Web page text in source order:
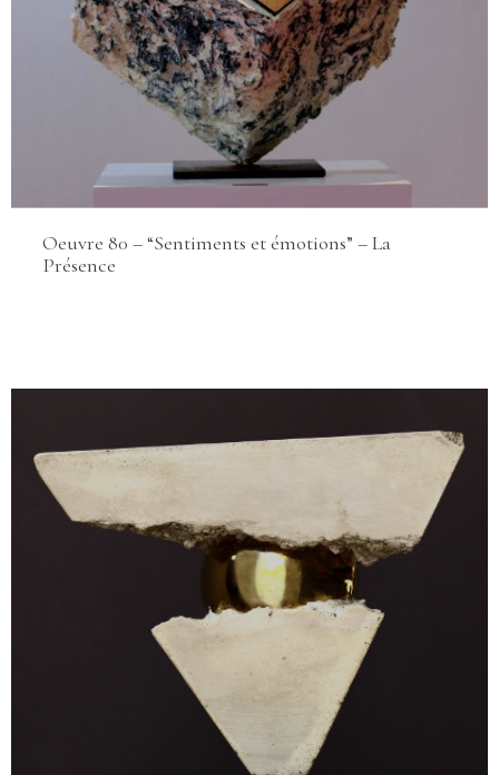
Oeuvre 80 – “Sentiments et émotions” – La
Présence